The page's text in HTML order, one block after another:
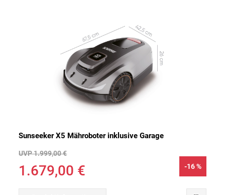
Sunseeker X5 Mähroboter inklusive Garage
UVP 1.999,00 €
1.679,00 € -16 %